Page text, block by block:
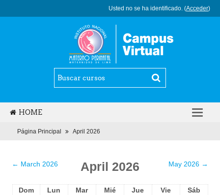
Usted no se ha identificado. (Acceder)
HOME
ESPAÑOL - INTERNACIONAL (ES)
Página Principal April 2026
← March 2026 April 2026 May 2026 →
Dom Lun Mar Mié Jue Vie
Sáb